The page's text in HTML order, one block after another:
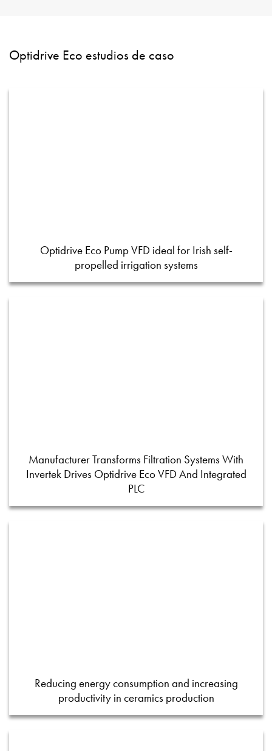
Optidrive Eco estudios de caso
Optidrive Eco Pump VFD ideal for Irish self-
propelled irrigation systems
Manufacturer Transforms Filtration Systems With
Invertek Drives Optidrive Eco VFD And Integrated
PLC
Reducing energy consumption and increasing
productivity in ceramics production